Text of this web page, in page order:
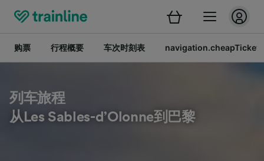
购票 行程概要 车次时刻表 navigation.cheapTickets
列车旅程
从Les Sables-d’Olonne到巴黎